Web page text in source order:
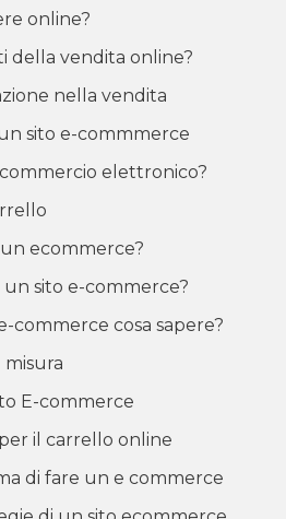
online?
della vendita online?
nella vendita
sito e-commmerce
elettronico?
ecommerce?
sito e-commerce?
commerce cosa sapere?
E-commerce
il carrello online
di fare un e commerce